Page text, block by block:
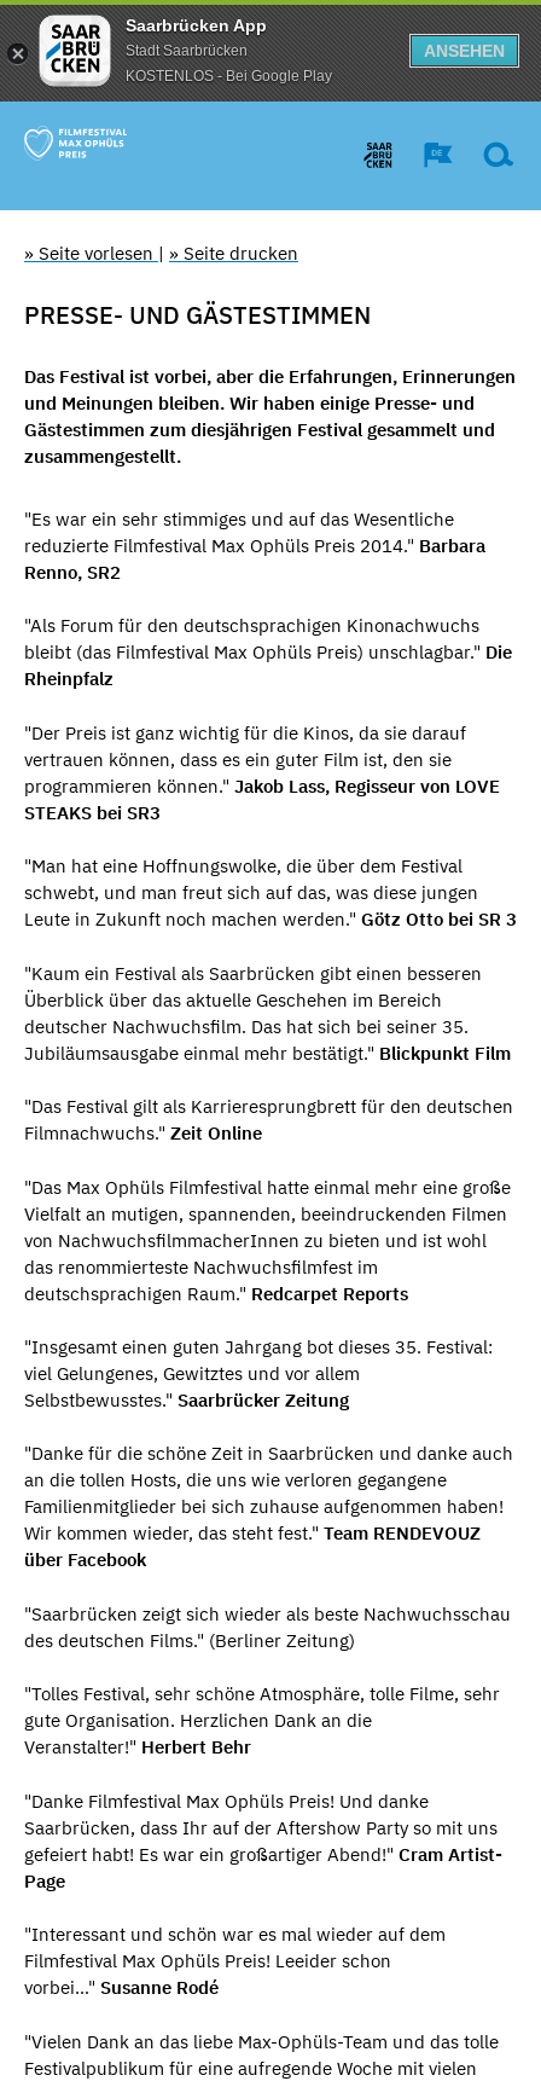
Saarbrücken App
Stadt Saarbrücken
KOSTENLOS - Bei Google Play
ANSEHEN
» Seite vorlesen | » Seite drucken
PRESSE- UND GÄSTESTIMMEN
Das Festival ist vorbei, aber die Erfahrungen, Erinnerungen
und Meinungen bleiben. Wir haben einige Presse- und
Gästestimmen zum diesjährigen Festival gesammelt und
zusammengestellt.
"Es war ein sehr stimmiges und auf das Wesentliche
reduzierte Filmfestival Max Ophüls Preis 2014." Barbara
Renno, SR2
"Als Forum für den deutschsprachigen Kinonachwuchs
bleibt (das Filmfestival Max Ophüls Preis) unschlagbar." Die
Rheinpfalz
"Der Preis ist ganz wichtig für die Kinos, da sie darauf
vertrauen können, dass es ein guter Film ist, den sie
programmieren können." Jakob Lass, Regisseur von LOVE
STEAKS bei SR3
"Man hat eine Hoffnungswolke, die über dem Festival
schwebt, und man freut sich auf das, was diese jungen
Leute in Zukunft noch machen werden." Götz Otto bei SR 3
"Kaum ein Festival als Saarbrücken gibt einen besseren
Überblick über das aktuelle Geschehen im Bereich
deutscher Nachwuchsfilm. Das hat sich bei seiner 35.
Jubiläumsausgabe einmal mehr bestätigt." Blickpunkt Film
"Das Festival gilt als Karrieresprungbrett für den deutschen
Filmnachwuchs." Zeit Online
"Das Max Ophüls Filmfestival hatte einmal mehr eine große
Vielfalt an mutigen, spannenden, beeindruckenden Filmen
von NachwuchsfilmmacherInnen zu bieten und ist wohl
das renommierteste Nachwuchsfilmfest im
deutschsprachigen Raum." Redcarpet Reports
"Insgesamt einen guten Jahrgang bot dieses 35. Festival:
viel Gelungenes, Gewitztes und vor allem
Selbstbewusstes." Saarbrücker Zeitung
"Danke für die schöne Zeit in Saarbrücken und danke auch
an die tollen Hosts, die uns wie verloren gegangene
Familienmitglieder bei sich zuhause aufgenommen haben!
Wir kommen wieder, das steht fest." Team RENDEVOUZ
über Facebook
"Saarbrücken zeigt sich wieder als beste Nachwuchsschau
des deutschen Films." (Berliner Zeitung)
"Tolles Festival, sehr schöne Atmosphäre, tolle Filme, sehr
gute Organisation. Herzlichen Dank an die
Veranstalter!" Herbert Behr
"Danke Filmfestival Max Ophüls Preis! Und danke
Saarbrücken, dass Ihr auf der Aftershow Party so mit uns
gefeiert habt! Es war ein großartiger Abend!" Cram Artist-
Page
"Interessant und schön war es mal wieder auf dem
Filmfestival Max Ophüls Preis! Leeider schon
vorbei..." Susanne Rodé
"Vielen Dank an das liebe Max-Ophüls-Team und das tolle
Festivalpublikum für eine aufregende Woche mit vielen